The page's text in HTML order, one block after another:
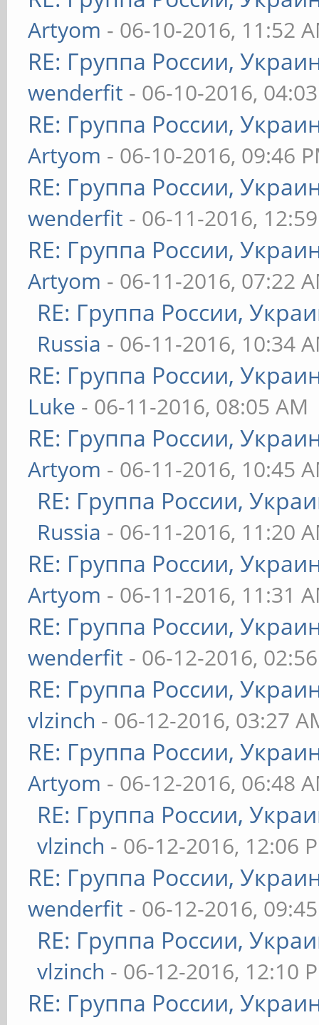
Artyom - 06-10-2016, 11:52
RE: Группа России,
wenderfit - 06-10-2016,
RE: Группа России,
Artyom - 06-10-2016, 09:46
RE: Группа России,
wenderfit - 06-11-2016,
RE: Группа России,
Artyom - 06-11-2016, 07:22
RE: Группа России,
Russia - 06-11-2016, 10:34
RE: Группа России,
Luke - 06-11-2016, 08:05 AM
RE: Группа России,
Artyom - 06-11-2016, 10:45
RE: Группа России,
Russia - 06-11-2016, 11:20
RE: Группа России,
Artyom - 06-11-2016, 11:31
RE: Группа России,
wenderfit - 06-12-2016,
RE: Группа России,
vlzinch - 06-12-2016, 03:27
RE: Группа России,
Artyom - 06-12-2016, 06:48
RE: Группа России,
vlzinch - 06-12-2016, 12:06
RE: Группа России,
wenderfit - 06-12-2016,
RE: Группа России,
vlzinch - 06-12-2016, 12:10
RE: Группа России,